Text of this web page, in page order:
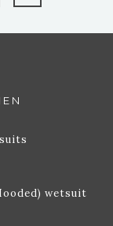
wetsuit